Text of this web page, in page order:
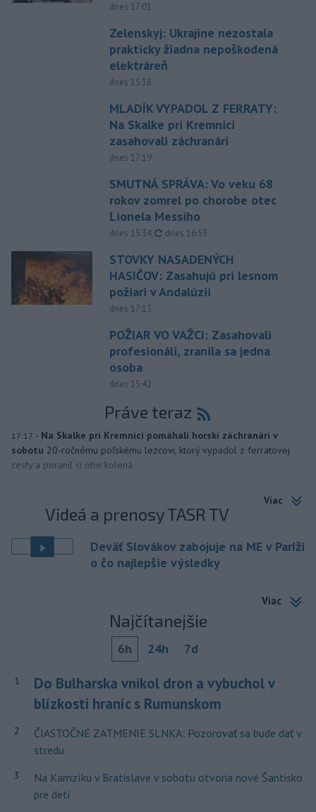
dnes 17:01
Zelenskyj: Ukrajine nezostala
prakticky žiadna nepoškodená
elektráreň
dnes 15:18
MLADÍK VYPADOL Z FERRATY:
Na Skalke pri Kremnici
zasahovali záchranári
dnes 17:19
SMUTNÁ SPRÁVA: Vo veku 68
rokov zomrel po chorobe otec
Lionela Messiho
dnes 15:34, aktualizované
dnes 16:53
STOVKY NASADENÝCH
HASIČOV: Zasahujú pri lesnom
požiari v Andalúzii
dnes 17:13
POŽIAR VO VAŽCI: Zasahovali
profesionáli, zranila sa jedna
osoba
dnes 15:42
Práve teraz
17:17 - Na Skalke pri Kremnici pomáhali horskí záchranári v
sobotu 20-ročnému poľskému lezcovi, ktorý vypadol z ferratovej
cesty a poranil si obe kolená.
Viac
Videá a prenosy TASR TV
Deväť Slovákov zabojuje na ME v Paríži
o čo najlepšie výsledky
Viac
Najčítanejšie
6h 24h 7d
1
Do Bulharska vnikol dron a vybuchol v
blízkosti hraníc s Rumunskom
2
ČIASTOČNÉ ZATMENIE SLNKA: Pozorovať sa bude dať v
stredu
3
Na Kamzíku v Bratislave v sobotu otvoria nové Šantisko
pre deti